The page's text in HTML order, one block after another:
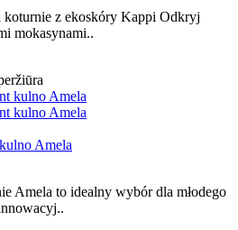
koturnie z ekoskóry Kappi Odkryj
mokasynami..
Amela
Amela to idealny wybór dla młodego